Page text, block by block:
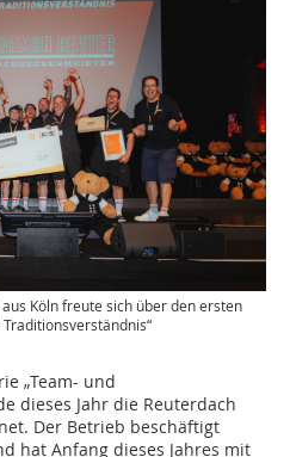
Köln freute sich über den ersten
„Team- und
dieses Jahr die Reuterdach
Der Betrieb beschäftigt
hat Anfang dieses Jahres mit